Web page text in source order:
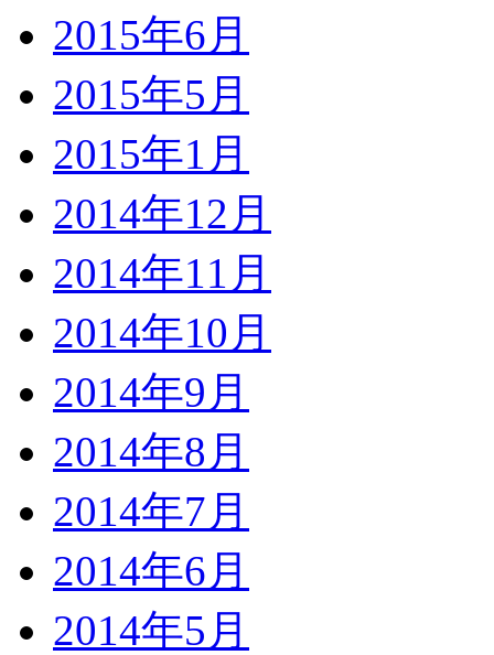
2015年6月
2015年5月
2015年1月
2014年12月
2014年11月
2014年10月
2014年9月
2014年8月
2014年7月
2014年6月
2014年5月